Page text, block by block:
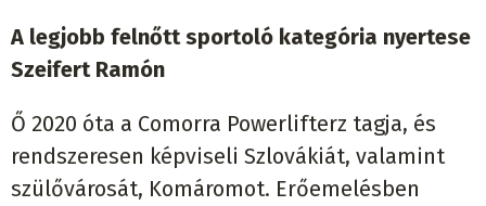
A legjobb felnőtt sportoló kategória nyertese
Szeifert Ramón
Ő 2020 óta a Comorra Powerlifterz tagja, és
rendszeresen képviseli Szlovákiát, valamint
szülővárosát, Komáromot. Erőemelésben